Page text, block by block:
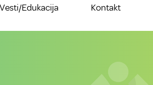
Vesti/Edukacija Kontakt